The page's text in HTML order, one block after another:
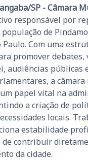
SP - Câmara
responsável por
de
Paulo. Com uma
promover debates,
audiências públicas
a
papel vital na
a criação de
locais.
estabilidade
contribuir
da cidade.